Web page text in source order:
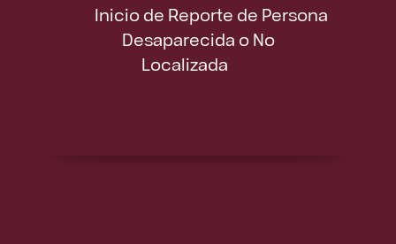
Inicio de Reporte de Persona
Desaparecida o No
Localizada